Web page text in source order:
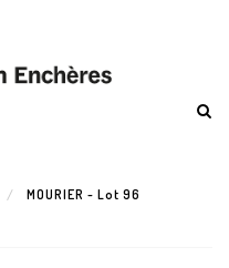
MOURIER - Lot 96